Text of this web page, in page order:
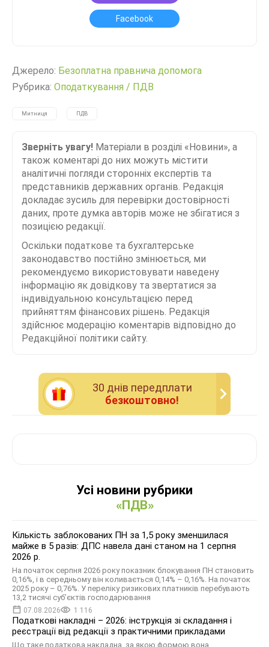
Facebook
Джерело: Безоплатна правнича допомога
Рубрика: Оподаткування / ПДВ
Митниця ПДВ
Зверніть увагу! Матеріали в розділі «Новини», а
також коментарі до них можуть містити
аналітичні погляди сторонніх експертів та
представників державних органів. Редакція
докладає зусиль для перевірки достовірності
даних, проте думка авторів може не збігатися з
позицією редакції.
Оскільки податкове та бухгалтерське
законодавство постійно змінюється, ми
рекомендуємо використовувати наведену
інформацію як довідкову та звертатися за
індивідуальною консультацією перед
прийняттям фінансових рішень. Редакція
здійснює модерацію коментарів відповідно до
Редакційної політики сайту.
30 днiв передплати
безкоштовно!
Усі новини рубрики
«ПДВ»
Кількість заблокованих ПН за 1,5 року зменшилася
майже в 5 разів: ДПС навела дані станом на 1 серпня
2026 р.
На початок серпня 2026 року показник блокування ПН становить
0,16%, і в середньому він коливається 0,14% – 0,16%. На початок
2025 року – 0,76%. У переліку ризикових платників перебувають
13,2 тисячі суб’єктів господарювання
07.08.2026 1 116
Податкові накладні – 2026: інструкція зі складання і
реєстрації від редакції з практичними прикладами
Що таке податкова накладна, за якою формою вона